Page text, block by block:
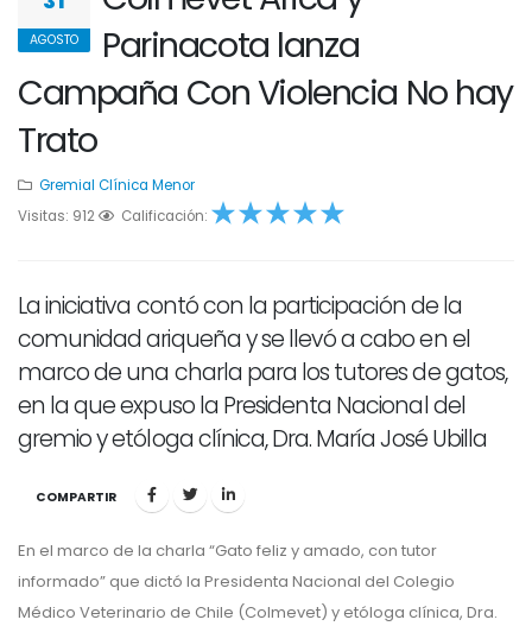
AGOSTO
Parinacota lanza
Campaña Con Violencia No hay
Trato
Gremial Clínica Menor
Visitas: 912
Calificación:
1 2 3 4 5
La iniciativa contó con la participación de la
comunidad ariqueña y se llevó a cabo en el
marco de una charla para los tutores de gatos,
en la que expuso la Presidenta Nacional del
gremio y etóloga clínica, Dra. María José Ubilla
COMPARTIR
En el marco de la charla “Gato feliz y amado, con tutor
informado” que dictó la Presidenta Nacional del Colegio
Médico Veterinario de Chile (Colmevet) y etóloga clínica, Dra.